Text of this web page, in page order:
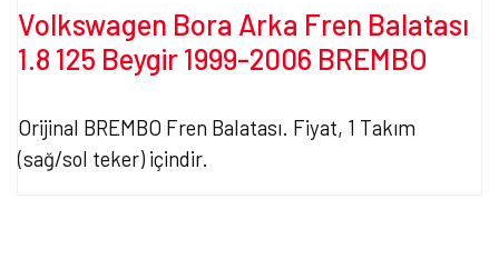
Volkswagen Bora Arka Fren Balatası
1.8 125 Beygir 1999-2006 BREMBO
Orijinal BREMBO Fren Balatası. Fiyat, 1 Takım
(sağ/sol teker) içindir.